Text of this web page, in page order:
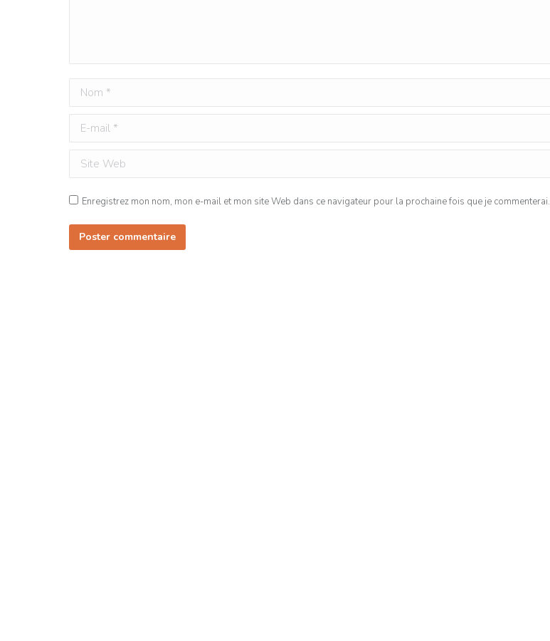
Nom *
E-mail *
Site Web
Enregistrez mon nom, mon e-mail et mon site Web dans ce navigateur pour la prochaine fois que je commenterai.
Poster commentaire